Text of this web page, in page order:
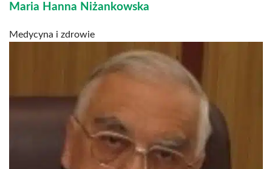
Maria Hanna Niżankowska
Medycyna i zdrowie